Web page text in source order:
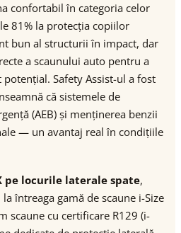
confortabil în categoria celor
81% la protecția copiilor
bun al structurii în impact, dar
a scaunului auto pentru a
Safety Assist-ul a fost
că sistemele de
(AEB) și menținerea benzii
— un avantaj real în condițiile
pe locurile laterale spate,
întreaga gamă de scaune i-Size
scaune cu certificare R129 (i-